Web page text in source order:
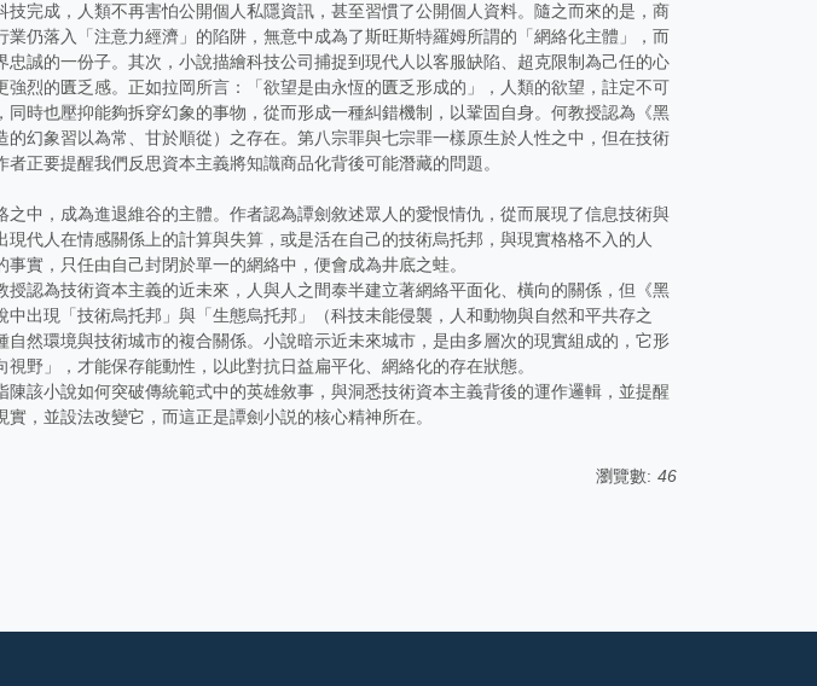
完成，人類不再害怕公開個人私隱資訊，甚至習慣了公開個人資料。隨之而來的是，商
仍落入「注意力經濟」的陷阱，無意中成為了斯旺斯特羅姆所謂的「網絡化主體」，而
誠的一份子。其次，小說描繪科技公司捕捉到現代人以客服缺陷、超克限制為己任的心
烈的匱乏感。正如拉岡所言：「欲望是由永恆的匱乏形成的」，人類的欲望，註定不可
時也壓抑能夠拆穿幻象的事物，從而形成一種糾錯機制，以鞏固自身。何教授認為《黑
幻象習以為常、甘於順從）之存在。第八宗罪與七宗罪一樣原生於人性之中，但在技術
正要提醒我們反思資本主義將知識商品化背後可能潛藏的問題。
中，成為進退維谷的主體。作者認為譚劍敘述眾人的愛恨情仇，從而展現了信息技術與
代人在情感關係上的計算與失算，或是活在自己的技術烏托邦，與現實格格不入的人
實，只任由自己封閉於單一的網絡中，便會成為井底之蛙。
認為技術資本主義的近未來，人與人之間泰半建立著網絡平面化、橫向的關係，但《黑
出現「技術烏托邦」與「生態烏托邦」（科技未能侵襲，人和動物與自然和平共存之
然環境與技術城市的複合關係。小說暗示近未來城市，是由多層次的現實組成的，它形
野」，才能保存能動性，以此對抗日益扁平化、網絡化的存在狀態。
該小說如何突破傳統範式中的英雄敘事，與洞悉技術資本主義背後的運作邏輯，並提醒
，並設法改變它，而這正是譚劍小説的核心精神所在。
瀏覽數: 46